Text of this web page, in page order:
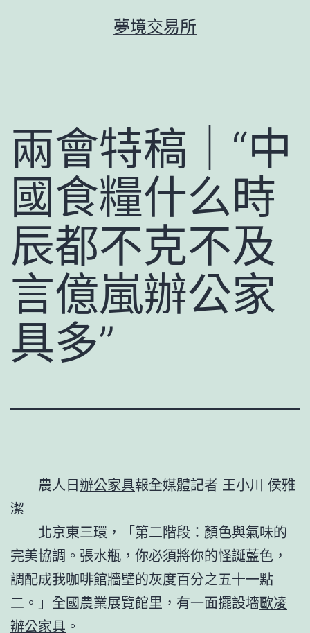
夢境交易所
兩會特稿｜“中
國食糧什么時
辰都不克不及
言億嵐辦公家
具多”
農人日辦公家具報全媒體記者 王小川 侯雅
潔
北京東三環，「第二階段：顏色與氣味的
完美協調。張水瓶，你必須將你的怪誕藍色，
調配成我咖啡館牆壁的灰度百分之五十一點
二。」全國農業展覽館里，有一面擺設墻歐凌
辦公家具 。